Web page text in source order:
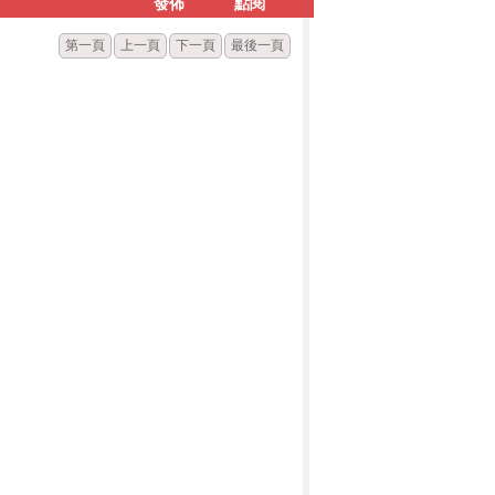
第一頁 上一頁 下一頁 最後一頁